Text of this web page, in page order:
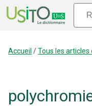
Accueil /Tous les articles